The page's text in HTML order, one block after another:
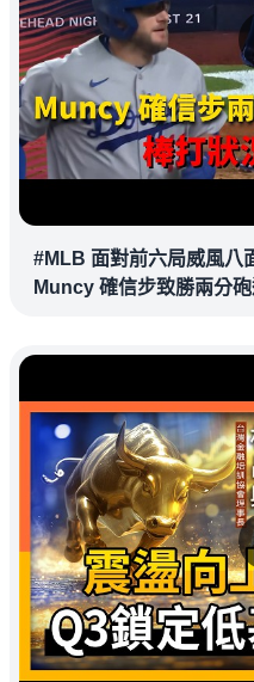
#MLB 面對前六局威風八
Muncy 確信步致勝兩分